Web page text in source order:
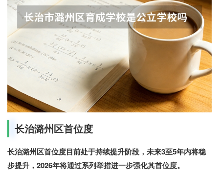
长治潞州区首位度
长治潞州区首位度目前处于持续提升阶段，未来3至5年内将稳
步提升，2026年将通过系列举措进一步强化其首位度。